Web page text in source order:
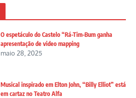
O espetáculo do Castelo “Rá-Tim-Bum ganha
apresentação de video mapping
maio 28, 2025
Musical inspirado em Elton John, “Billy Elliot” está
em cartaz no Teatro Alfa